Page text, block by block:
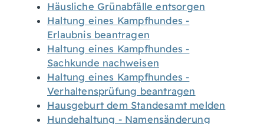
Häusliche Grünabfälle entsorgen
Haltung eines Kampfhundes -
Erlaubnis beantragen
Haltung eines Kampfhundes -
Sachkunde nachweisen
Haltung eines Kampfhundes -
Verhaltensprüfung beantragen
Hausgeburt dem Standesamt melden
Hundehaltung - Namensänderung